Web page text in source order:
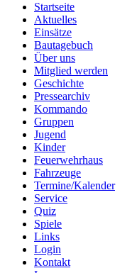
Startseite
Aktuelles
Einsätze
Bautagebuch
Über uns
Mitglied werden
Geschichte
Pressearchiv
Kommando
Gruppen
Jugend
Kinder
Feuerwehrhaus
Fahrzeuge
Termine/Kalender
Service
Quiz
Spiele
Links
Login
Kontakt